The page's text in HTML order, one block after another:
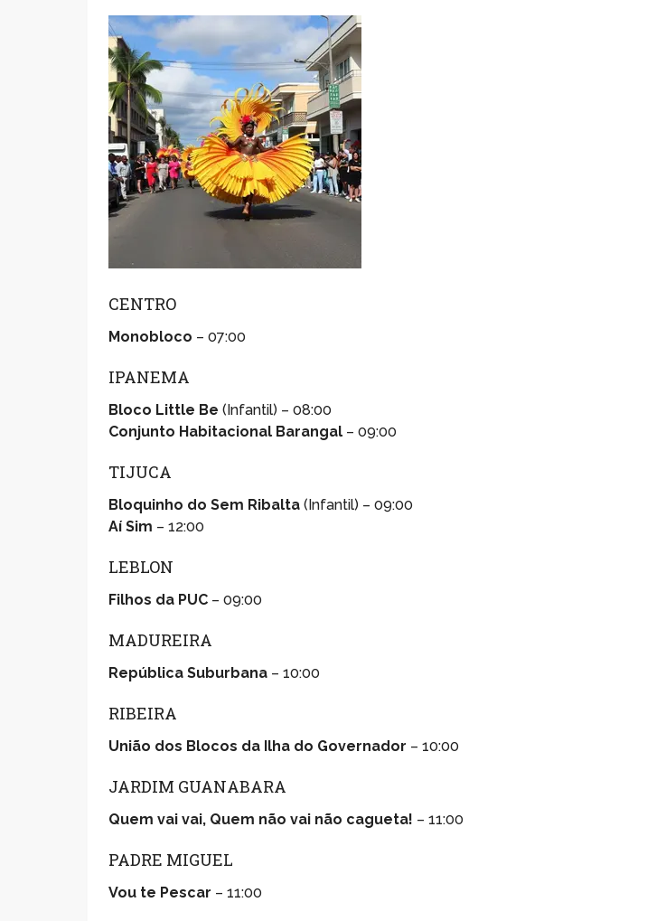
CENTRO
Monobloco – 07:00
IPANEMA
Bloco Little Be (Infantil) – 08:00
Conjunto Habitacional Barangal – 09:00
TIJUCA
Bloquinho do Sem Ribalta (Infantil) – 09:00
Aí Sim – 12:00
LEBLON
Filhos da PUC – 09:00
MADUREIRA
República Suburbana – 10:00
RIBEIRA
União dos Blocos da Ilha do Governador – 10:00
JARDIM GUANABARA
Quem vai vai, Quem não vai não cagueta! – 11:00
PADRE MIGUEL
Vou te Pescar – 11:00